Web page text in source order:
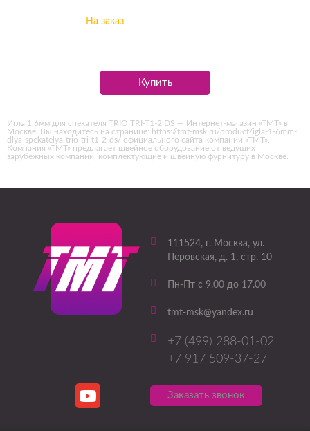
На заказ
Купить
Игла 1.6мм для спекателя TRIO TRI-T1-2 DS — Интернет-магазин «ТМТ» в
Москве. Вы находитесь на странице: https://tmt-msk.ru/product/igla-1-6mm-
dlya-spekatelya-trio-tri-t1-2-ds/ официального сайта компании «ТМТ».
Компания «ТМТ» предлагает швейное оборудование от ведущих
зарубежных компаний, комплектующие и швейную фурнитуру в Москве.
111524, г. Москва, ул.
Перовская, д. 1, стр. 10
Пн-Пт с 9.00 до 17.00
tmt-msk@yandex.ru
+7 (499) 288-01-02
+7 917 509-37-27
Заказать звонок